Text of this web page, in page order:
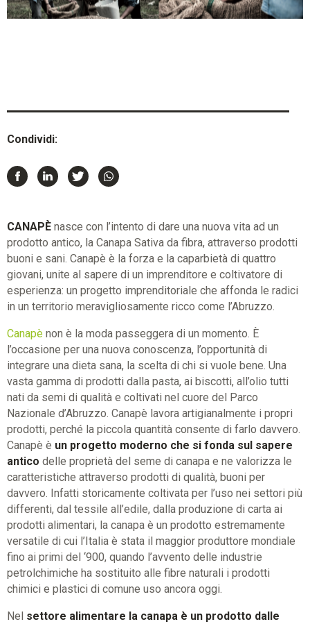
Condividi:
CANAPÈ nasce con l’intento di dare una nuova vita ad un
prodotto antico, la Canapa Sativa da fibra, attraverso prodotti
buoni e sani. Canapè è la forza e la caparbietà di quattro
giovani, unite al sapere di un imprenditore e coltivatore di
esperienza: un progetto imprenditoriale che affonda le radici
in un territorio meravigliosamente ricco come l’Abruzzo.
Canapè non è la moda passeggera di un momento. È
l’occasione per una nuova conoscenza, l’opportunità di
integrare una dieta sana, la scelta di chi si vuole bene. Una
vasta gamma di prodotti dalla pasta, ai biscotti, all’olio tutti
nati da semi di qualità e coltivati nel cuore del Parco
Nazionale d’Abruzzo. Canapè lavora artigianalmente i propri
prodotti, perché la piccola quantità consente di farlo davvero.
Canapè è un progetto moderno che si fonda sul sapere
antico delle proprietà del seme di canapa e ne valorizza le
caratteristiche attraverso prodotti di qualità, buoni per
davvero. Infatti storicamente coltivata per l’uso nei settori più
differenti, dal tessile all’edile, dalla produzione di carta ai
prodotti alimentari, la canapa è un prodotto estremamente
versatile di cui l’Italia è stata il maggior produttore mondiale
fino ai primi del ‘900, quando l’avvento delle industrie
petrolchimiche ha sostituito alle fibre naturali i prodotti
chimici e plastici di comune uso ancora oggi.
Nel settore alimentare la canapa è un prodotto dalle